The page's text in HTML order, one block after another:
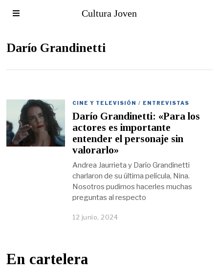
Cultura Joven
Darío Grandinetti
CINE Y TELEVISIÓN / ENTREVISTAS
Darío Grandinetti: «Para los
actores es importante
entender el personaje sin
valorarlo»
Andrea Jaurrieta y Darío Grandinetti
charlaron de su última película, Nina.
Nosotros pudimos hacerles muchas
preguntas al respecto
12 junio, 2024
En cartelera